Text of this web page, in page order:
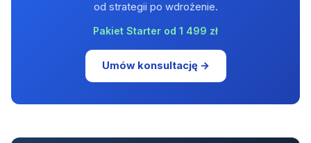
od strategii po wdrożenie.
Pakiet Starter od 1 499 zł
Umów konsultację →